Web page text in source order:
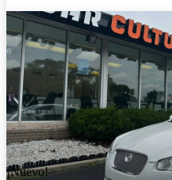
¡Nuevo!